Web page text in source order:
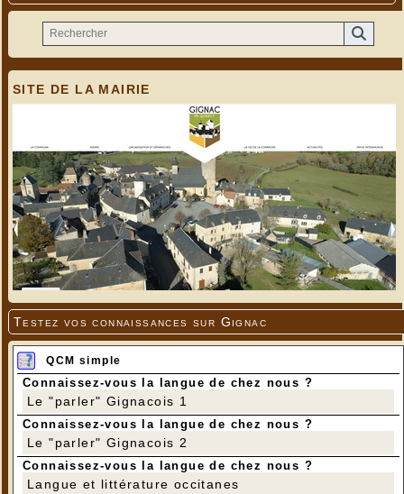
SITE DE LA MAIRIE
Testez vos connaissances sur Gignac
QCM simple
Connaissez-vous la langue de chez nous ?
Le "parler" Gignacois 1
Connaissez-vous la langue de chez nous ?
Le "parler" Gignacois 2
Connaissez-vous la langue de chez nous ?
Langue et littérature occitanes